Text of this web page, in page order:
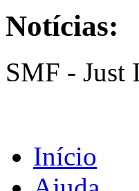
Notícias:
SMF - Just
Início